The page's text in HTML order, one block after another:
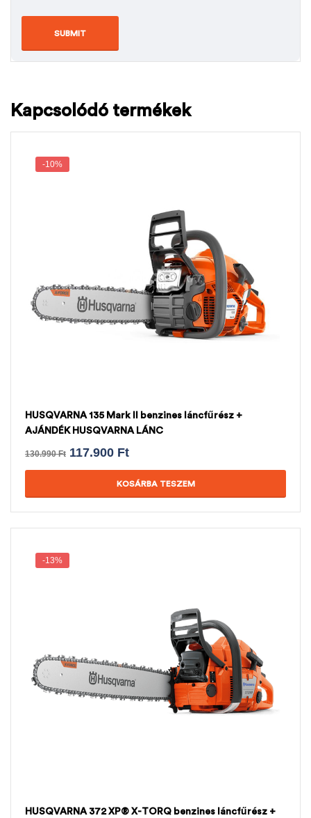
Kapcsolódó termékek
-10%
HUSQVARNA 135 Mark II benzines láncfűrész +
AJÁNDÉK HUSQVARNA LÁNC
130.990Ft 117.900 Ft
KOSÁRBA TESZEM
-13%
HUSQVARNA 372 XP® X-TORQ benzines láncfűrész +